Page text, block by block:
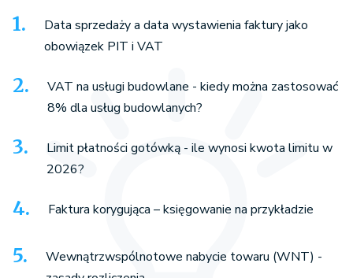
Data sprzedaży a data wystawienia faktury jako
obowiązek PIT i VAT
VAT na usługi budowlane - kiedy można zastosować
8% dla usług budowlanych?
Limit płatności gotówką - ile wynosi kwota limitu w
2026?
Faktura korygująca – księgowanie na przykładzie
Wewnątrzwspólnotowe nabycie towaru (WNT) -